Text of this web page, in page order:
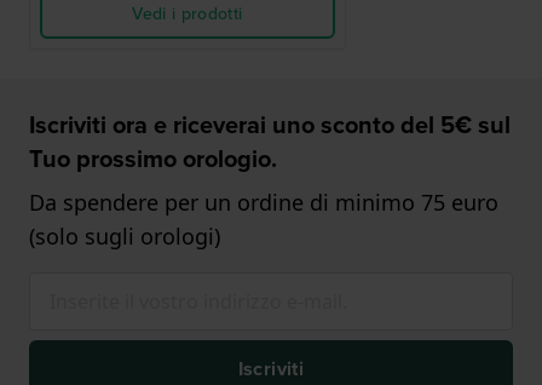
Vedi i prodotti
Iscriviti ora e riceverai uno sconto del 5€ sul
Tuo prossimo orologio.
Da spendere per un ordine di minimo 75 euro
(solo sugli orologi)
Iscriviti